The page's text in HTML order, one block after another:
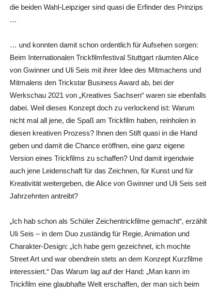
die beiden Wahl-Leipziger sind quasi die Erfinder des Prinzips
…
… und konnten damit schon ordentlich für Aufsehen sorgen:
Beim Internationalen Trickfilmfestival Stuttgart räumten Alice
von Gwinner und Uli Seis mit ihrer Idee des Mitmachens und
Mitmalens den Trickstar Business Award ab, bei der
Werkschau 2021 von „Kreatives Sachsen“ waren sie ebenfalls
dabei. Weil dieses Konzept doch zu verlockend ist: Warum
nicht mal all jene, die Spaß am Trickfilm haben, reinholen in
diesen kreativen Prozess? Ihnen den Stift quasi in die Hand
geben und damit die Chance eröffnen, eine ganz eigene
Version eines Trickfilms zu schaffen? Und damit irgendwie
auch jene Leidenschaft für das Zeichnen, für Kunst und für
Kreativität weitergeben, die Alice von Gwinner und Uli Seis seit
Jahrzehnten antreibt?
„Ich hab schon als Schüler Zeichentrickfilme gemacht“, erzählt
Uli Seis – in dem Duo zuständig für Regie, Animation und
Charakter-Design: „Ich habe gern gezeichnet, ich mochte
Street Art und war obendrein stets an dem Konzept Kurzfilme
interessiert.“ Das Warum lag auf der Hand: „Man kann im
Trickfilm eine glaubhafte Welt erschaffen, der man sich beim